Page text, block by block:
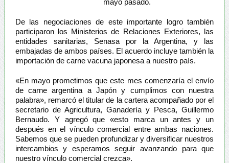
De las negociaciones de este importante logro también
participaron los Ministerios de Relaciones Exteriores, las
entidades sanitarias, Senasa por la Argentina, y las
embajadas de ambos países. El acuerdo incluye también la
importación de carne vacuna japonesa a nuestro país.
«En mayo prometimos que este mes comenzaría el envío
de carne argentina a Japón y cumplimos con nuestra
palabra», remarcó el titular de la cartera acompañado por el
secretario de Agricultura, Ganadería y Pesca, Guillermo
Bernaudo. Y agregó que «esto marca un antes y un
después en el vínculo comercial entre ambas naciones.
Sabemos que se pueden profundizar y diversificar nuestros
intercambios y esperamos seguir avanzando para que
nuestro vínculo comercial crezca».